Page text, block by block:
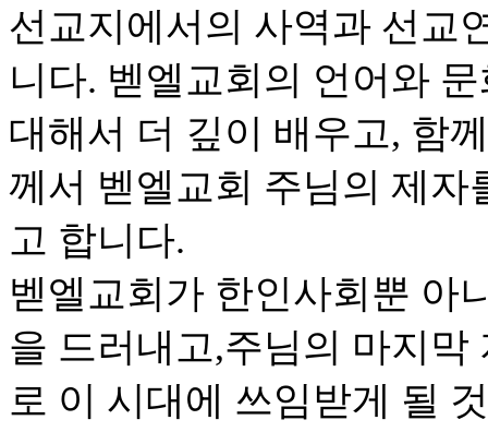
선교지에서의 사역과 선교
니다. 벧엘교회의 언어와
대해서 더 깊이 배우고, 함
께서 벧엘교회 주님의 제
고 합니다.
벧엘교회가 한인사회뿐 아
을 드러내고,주님의 마지
로 이 시대에 쓰임받게 될